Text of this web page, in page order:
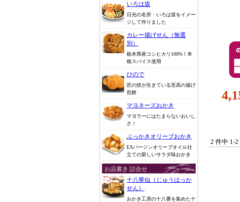
いろは坂
日光の名所・いろは坂をイメー
ジして作りました
カレー揚げせん（無選
別）
栃木県産コシヒカリ100%！本
格スパイス使用
ひので
匠の技が生きている至高の揚げ
煎餅
マヨネーズおかき
マヨラーにはたまらないおいし
さ！
ぶっかきオリーブおかき
EXバージンオリーブオイル仕
立ての新しいサラダ味おかき
お品書き 詰合せ
十八華仙（じゅうはっか
せん）
おかき工房の十八番を集めた十
2 件中 1-